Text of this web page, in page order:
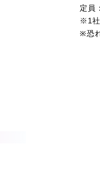
定員
※1社
※恐